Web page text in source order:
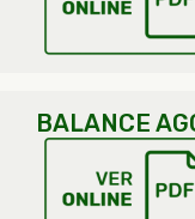
BALANCE